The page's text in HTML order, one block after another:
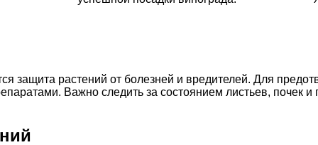
защита растений от болезней и вредителей. Для
Важно следить за состоянием листьев, почек